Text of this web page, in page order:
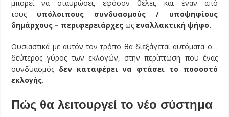
μπορεί να σταυρώσει, εφόσον θέλει, και έναν από
τους υπόλοιπους συνδυασμούς / υποψηφίους
δημάρχους – περιφερειάρχες ωςεναλλακτική ψήφο.
Ουσιαστικά με αυτόν τον τρόπο θα διεξάγεται αυτόματα ο…
δεύτερος γύρος των εκλογών, στην περίπτωση που ένας
συνδυασμός δεν καταφέρει να φτάσει το ποσοστό
εκλογής.
Πώς θα λειτουργεί το νέο σύστημα